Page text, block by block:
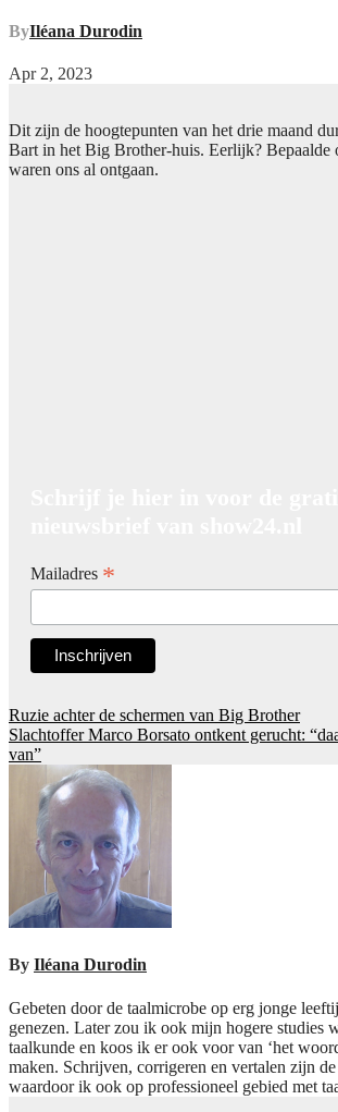
ByIléana Durodin
Apr 2, 2023
Dit zijn de hoogtepunten van het drie maand
Bart in het Big Brother-huis. Eerlijk? Bepaalde
waren ons al ontgaan.
Mailadres *
Post
navigation
Ruzie achter de schermen van Big Brother
Slachtoffer Marco Borsato ontkent gerucht:
van”
By Iléana Durodin
Gebeten door de taalmicrobe op erg jonge
genezen. Later zou ik ook mijn hogere studies
taalkunde en koos ik er ook voor van ‘het
maken. Schrijven, corrigeren en vertalen zijn
waardoor ik ook op professioneel gebied met